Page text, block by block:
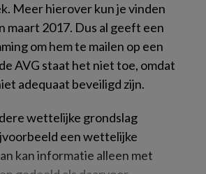
Meer hierover kun je vinden
maart 2017. Dus al geeft een
om hem te mailen op een
AVG staat het niet toe, omdat
adequaat beveiligd zijn.
wettelijke grondslag
een wettelijke
kan informatie alleen met